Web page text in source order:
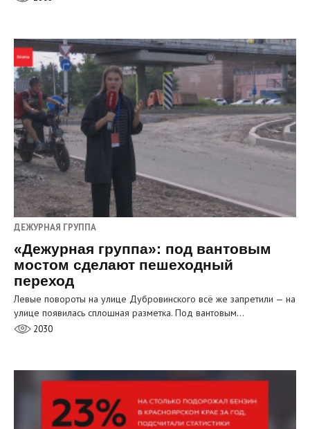
ДЕЖУРНАЯ ГРУППА
«Дежурная группа»: под вантовым
мостом сделают пешеходный
переход
Левые повороты на улице Дубровинского всё же запретили — на
улице появилась сплошная разметка. Под вантовым…
2030